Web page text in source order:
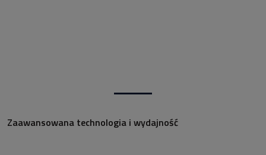
Zaawansowana technologia i wydajność